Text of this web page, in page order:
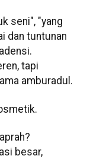
seni", "yang
dan tuntunan
tapi
amburadul.
besar,